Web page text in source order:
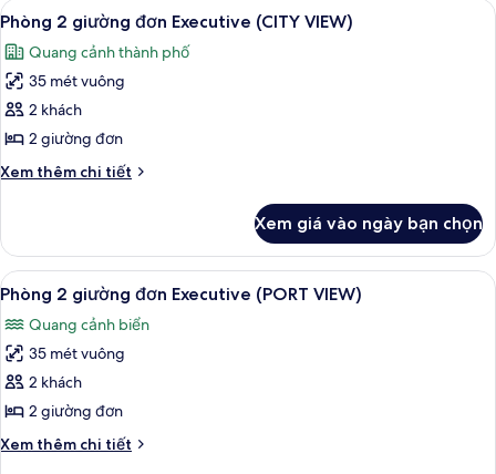
giường
Deluxe
(OCEAN
Xem
tất
cả
ảnh
Phòng
2
giường
đơn
(CITY
VIEW)
Chăn bông, két bảo mật tại phòng,
9
Phòng 2 giường đơn Executive (CITY VIEW)
Quang cảnh thành phố
35 mét vuông
2 khách
2 giường đơn
Xem thêm chi tiết
Chi
Phòng
giường
Executive
(CITY
Xem giá vào ngày bạn chọn
Xem
tất
cả
ảnh
Phòng
2
giường
đơn
Phòng 2 giường đơn Executive
9
Phòng 2 giường đơn Executive (PORT VIEW)
Quang cảnh biển
35 mét vuông
2 khách
2 giường đơn
Xem thêm chi tiết
Chi